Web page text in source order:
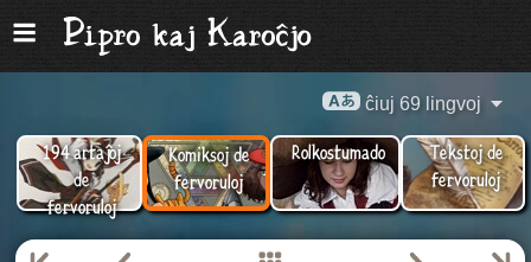
ĉiuj 69 lingvoj
194 artaĵoj
de
fervoruloj
Komiksoj de
fervoruloj
Rolkostumado
Tekstoj de
fervoruloj